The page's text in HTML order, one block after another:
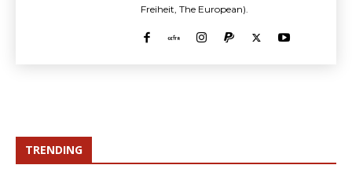
Freiheit, The European).
TRENDING